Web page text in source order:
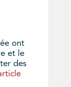
ont
et le
des